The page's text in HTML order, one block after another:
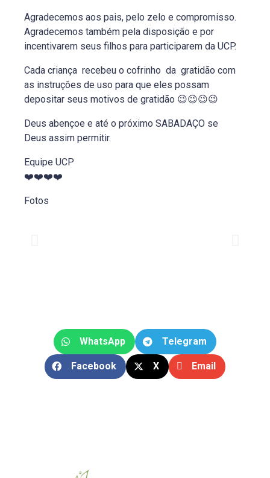
Agradecemos aos pais, pelo zelo e compromisso.
Agradecemos também pela disposição e por
incentivarem seus filhos para participarem da UCP.
Cada criança recebeu o cofrinho da gratidão com
as instruções de uso para que eles possam
depositar seus motivos de gratidão 😉😉😉😉
Deus abençoe e até o próximo SABADAÇO se
Deus assim permitir.
Equipe UCP
❤️❤️❤️❤️
Fotos
WhatsApp Telegram
Facebook X Email